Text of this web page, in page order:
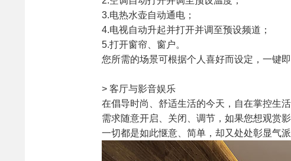
3.电热水壶自动通电；
4.电视自动升起并打开并调至预设频道；
5.打开窗帘、窗户。
您所需的场景可根据个人喜好而设定，一键
> 客厅与影音娱乐
在倡导时尚、舒适生活的今天，自在掌控生
需求随意开启、关闭、调节，如果您想观赏
一切都是如此惬意、简单，却又处处彰显气派